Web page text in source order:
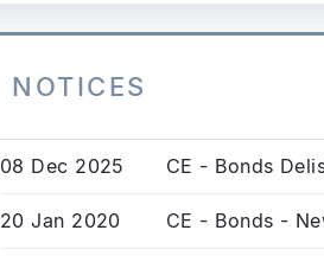
NOTICES
08 Dec 2025 CE - Bonds
20 Jan 2020 CE - Bonds -